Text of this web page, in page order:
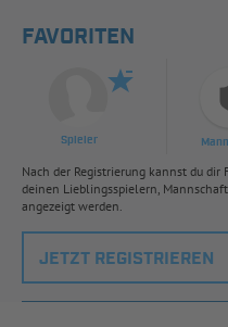
FAVORITEN
Spieler
Nach der Registrierung kannst du dir
deinen Lieblingsspielern,
angezeigt werden.
JETZT REGISTRIEREN